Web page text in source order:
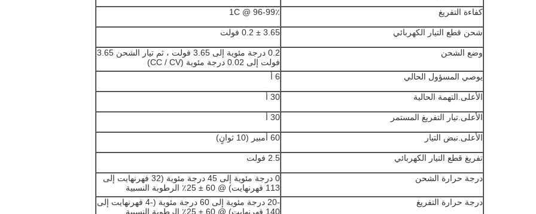
كفاءة التفريغ 96-99٪ @ 1C
شحن قطع التيار الكهربائي 3.65 ± 0.2 فولت
وضع الشحن
0.2 درجة مئوية إلى 3.65 فولت ، ثم تيار الشحن 3.65
فولت إلى 0.02 درجة مئوية (CC / CV)
يوصي المسؤول الحالي
6 أ
الأعلى.التهمة الحالية 30 أ
الأعلى.تيار التفريغ المستمر 30 أ
الأعلى.نبض التيار 60 أمبير (10 ثوانٍ)
تفريغ قطع التيار الكهربائي 2.5 فولت
درجة حرارة الشحن
0 درجة مئوية إلى 45 درجة مئوية (32 فهرنهايت إلى
113 فهرنهايت) @ 60 ± 25٪ الرطوبة النسبية
درجة حرارة التفريغ
-20 درجة مئوية إلى 60 درجة مئوية (-4 فهرنهايت إلى
140 فهرنهايت) @ 60 ± 25٪ الرطوبة النسبية